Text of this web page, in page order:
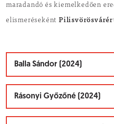
maradandó és kiemelkedően
elismeréseként
Balla Sándor (2024)
Rásonyi Győzőné (2024)